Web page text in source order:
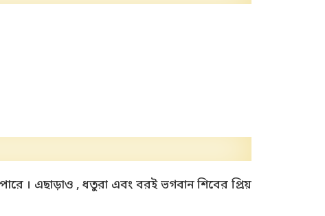
। এছাড়াও , ধতুরা এবং বরই ভগবান শিবের প্রিয়